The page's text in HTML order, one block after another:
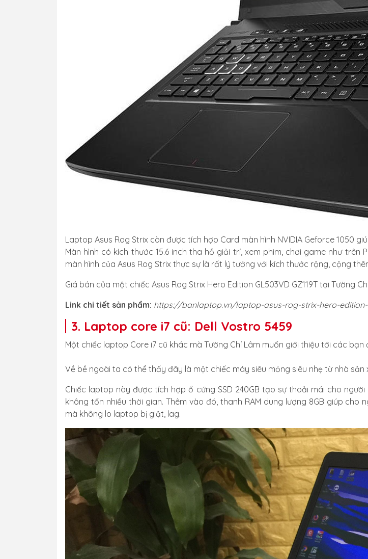
Laptop Asus Rog Strix còn được tích hợp Card màn hình NVIDIA Geforce 1050
Màn hình có kích thước 15.6 inch tha hồ giải trí, xem phim, chơi game như
màn hình của Asus Rog Strix thực sự là rất lý tưởng với kích thước rộng, cộng
Giá bán của một chiếc Asus Rog Strix Hero Edition GL503VD GZ119T tại Tường
Link chi tiết sản phẩm: https://banlaptop.vn/laptop-asus-rog-strix-hero-edition-
3. Laptop core i7 cũ: Dell Vostro 5459
Một chiếc laptop Core i7 cũ khác mà Tường Chí Lâm muốn giới thiệu tới các bạn
Về bề ngoài ta có thể thấy đây là một chiếc máy siêu mỏng siêu nhẹ từ nhà sản
Chiếc laptop này được tích hợp ổ cứng SSD 240GB tạo sự thoải mái cho
không tốn nhiều thời gian. Thêm vào đó, thanh RAM dung lượng 8GB giúp
mà không lo laptop bị giật, lag.